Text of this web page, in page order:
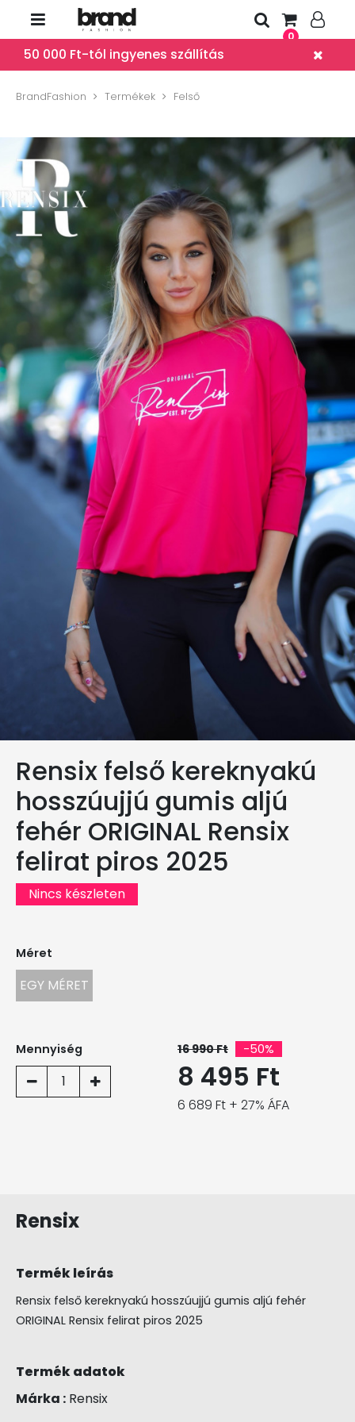
0
50 000 Ft-tól ingyenes szállítás
BrandFashion Termékek Felső
Rensix felső kereknyakú
hosszúujjú gumis aljú
fehér ORIGINAL Rensix
felirat piros 2025
Nincs készleten
Méret
EGY MÉRET
Mennyiség
1
16 990 Ft -50%
8 495 Ft
6 689 Ft + 27% ÁFA
Rensix
Termék leírás
Rensix felső kereknyakú hosszúujjú gumis aljú fehér
ORIGINAL Rensix felirat piros 2025
Termék adatok
Márka : Rensix